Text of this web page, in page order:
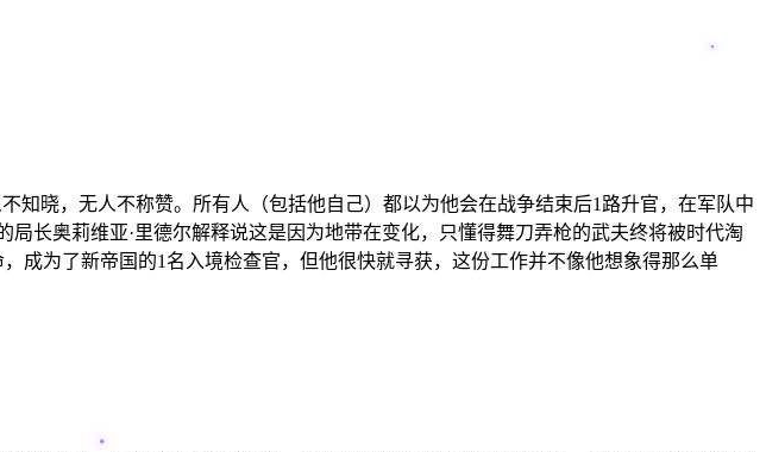
知晓，无人不称赞。所有人（包括他自己）都以为他会在战争结束后1路升官，在军队中
长奥莉维亚·里德尔解释说这是因为地带在变化，只懂得舞刀弄枪的武夫终将被时代淘
成为了新帝国的1名入境检查官，但他很快就寻获，这份工作并不像他想象得那么单